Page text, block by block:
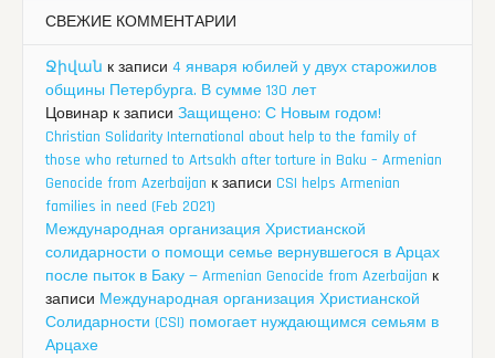
СВЕЖИЕ КОММЕНТАРИИ
Ջիվան к записи 4 января юбилей у двух старожилов
общины Петербурга. В сумме 130 лет
Цовинар к записи Защищено: С Новым годом!
Christian Solidarity International about help to the family of
those who returned to Artsakh after torture in Baku – Armenian
Genocide from Azerbaijan к записи CSI helps Armenian
families in need (Feb 2021)
Международная организация Христианской
солидарности о помощи семье вернувшегося в Арцах
после пыток в Баку — Armenian Genocide from Azerbaijan к
записи Международная организация Христианской
Солидарности (CSI) помогает нуждающимся семьям в
Арцахе